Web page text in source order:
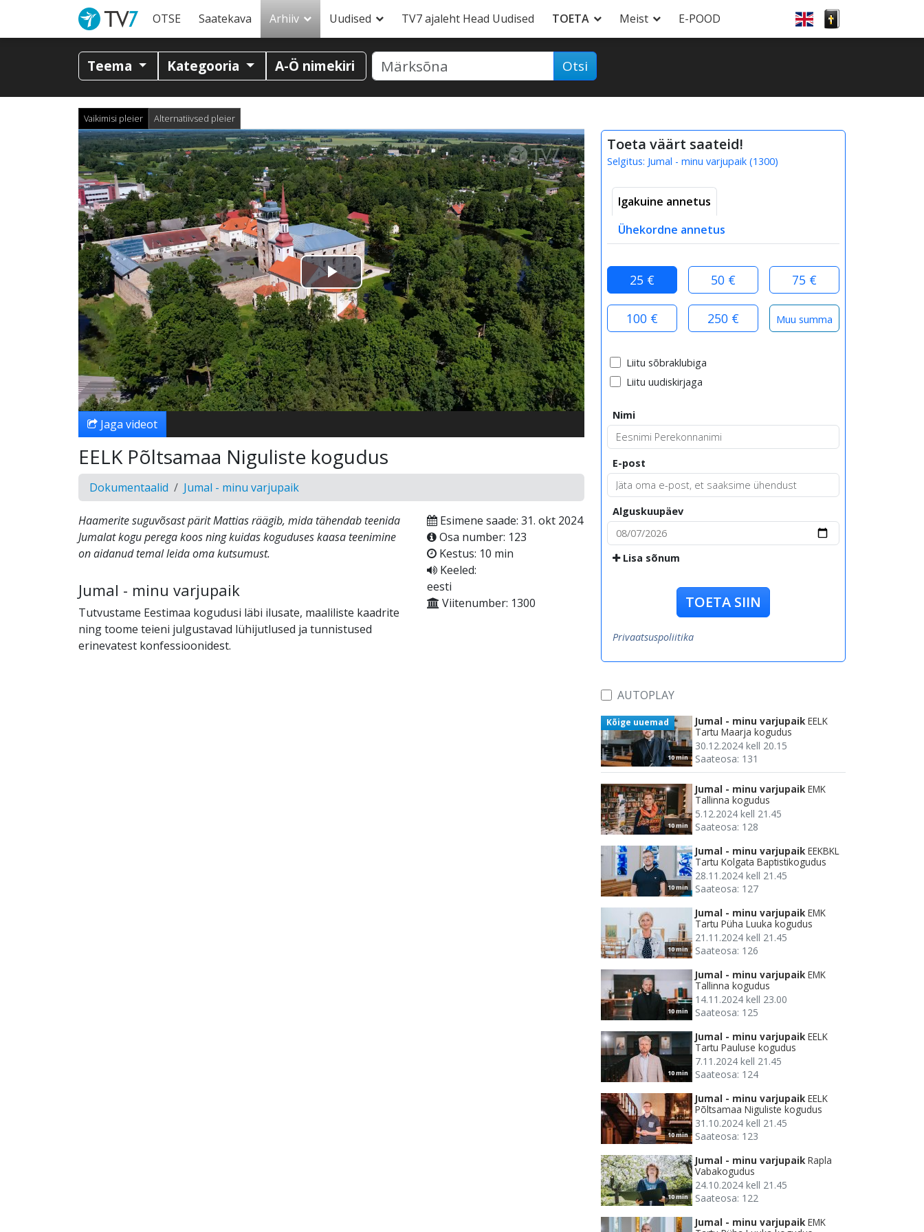
OTSE Saatekava Arhiiv Uudised TV7 ajaleht Head Uudised TOETA Meist E-POOD
Teema Kategooria A-Ö nimekiri Otsi
Vaikimisi pleier Alternatiivsed pleier
Esita
video
Jaga videot
EELK Põltsamaa Niguliste kogudus
Dokumentaalid Jumal - minu varjupaik
Haamerite suguvõsast pärit Mattias räägib, mida tähendab teenida
Jumalat kogu perega koos ning kuidas koguduses kaasa teenimine
on aidanud temal leida oma kutsumust.
Jumal - minu varjupaik
Tutvustame Eestimaa kogudusi läbi ilusate, maaliliste kaadrite
ning toome teieni julgustavad lühijutlused ja tunnistused
erinevatest konfessioonidest.
Esimene saade: 31. okt 2024
Osa number: 123
Kestus: 10 min
Keeled:
eesti
Viitenumber: 1300
Toeta väärt saateid!
Selgitus: Jumal - minu varjupaik (1300)
Igakuine annetus
Ühekordne annetus
25 € 50 € 75 €
100 € 250 €
Liitu sõbraklubiga
Liitu uudiskirjaga
Nimi
E-post
Alguskuupäev
Lisa sõnum
TOETA SIIN
Privaatsuspoliitika
AUTOPLAY
10 min
Kõige uuemad Jumal - minu varjupaik EELK
Tartu Maarja kogudus
30.12.2024 kell 20.15
Saateosa: 131
10 min
Jumal - minu varjupaik EMK
Tallinna kogudus
5.12.2024 kell 21.45
Saateosa: 128
10 min
Jumal - minu varjupaik EEKBKL
Tartu Kolgata Baptistikogudus
28.11.2024 kell 21.45
Saateosa: 127
10 min
Jumal - minu varjupaik EMK
Tartu Püha Luuka kogudus
21.11.2024 kell 21.45
Saateosa: 126
10 min
Jumal - minu varjupaik EMK
Tallinna kogudus
14.11.2024 kell 23.00
Saateosa: 125
10 min
Jumal - minu varjupaik EELK
Tartu Pauluse kogudus
7.11.2024 kell 21.45
Saateosa: 124
10 min
Jumal - minu varjupaik EELK
Põltsamaa Niguliste kogudus
31.10.2024 kell 21.45
Saateosa: 123
10 min
Jumal - minu varjupaik Rapla
Vabakogudus
24.10.2024 kell 21.45
Saateosa: 122
Jumal - minu varjupaik EMK